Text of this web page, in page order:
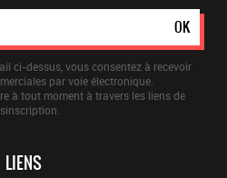
OK
ci-dessus, vous consentez à recevoir
par voie électronique.
à tout moment à travers les liens de
LIENS